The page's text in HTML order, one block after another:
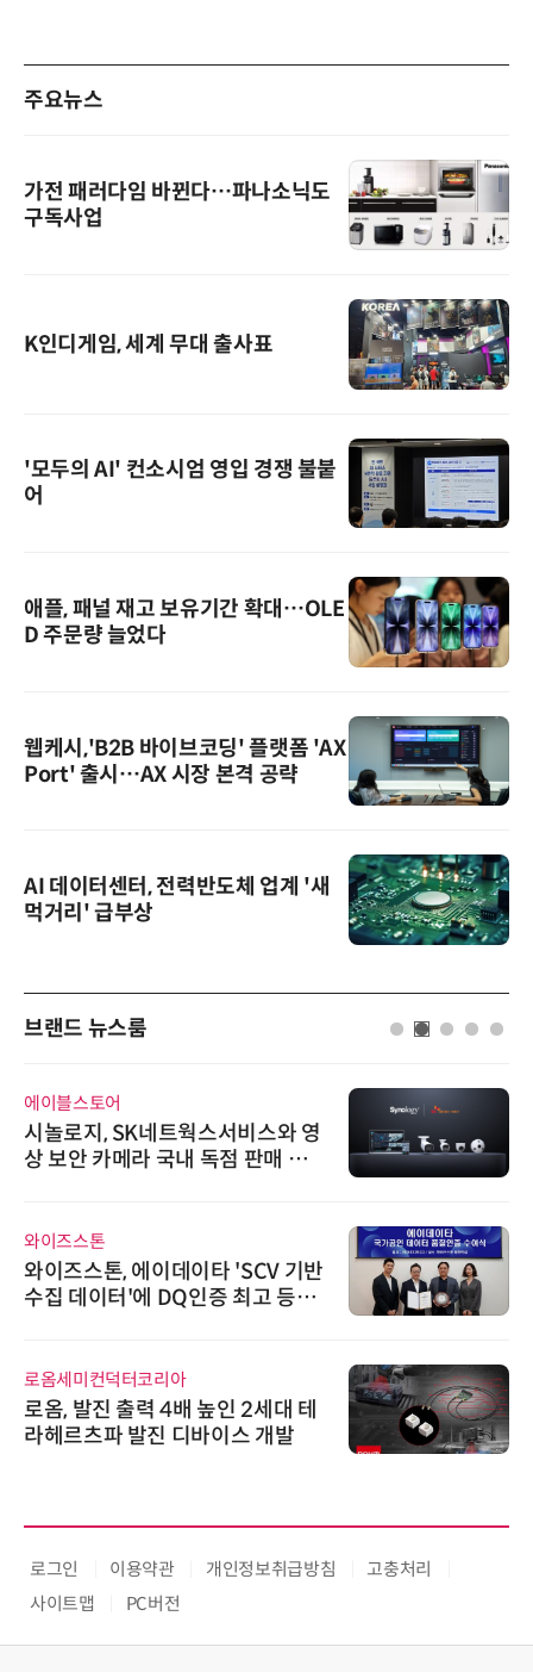
주요뉴스
가전 패러다임 바뀐다…파나소닉도
구독사업
K인디게임, 세계 무대 출사표
'모두의 AI' 컨소시엄 영입 경쟁 불붙
어
애플, 패널 재고 보유기간 확대…OLE
D 주문량 늘었다
웹케시,'B2B 바이브코딩' 플랫폼 'AX
Port' 출시…AX 시장 본격 공략
AI 데이터센터, 전력반도체 업계 '새
먹거리' 급부상
브랜드 뉴스룸
에이블스토어
시놀로지, SK네트웍스서비스와 영
상 보안 카메라 국내 독점 판매 파
와이즈스톤
와이즈스톤, 에이데이타 'SCV 기반
수집 데이터'에 DQ인증 최고 등급
로옴세미컨덕터코리아
로옴, 발진 출력 4배 높인 2세대 테
라헤르츠파 발진 디바이스 개발
로그인 이용약관 개인정보취급방침
고충처리
사이트맵
PC버전